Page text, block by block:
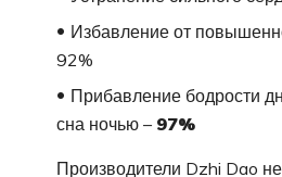
Избавление от
92%
Прибавление бодрости
сна ночью – 97%
Производители Dzhi Dao